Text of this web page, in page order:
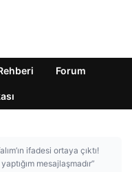
Forum
ifadesi ortaya çıktı!
mesajlaşmadır”